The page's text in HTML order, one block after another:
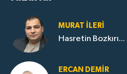
MURAT İLERI
Hasretin Bozkırı...
ERCAN DEMIR